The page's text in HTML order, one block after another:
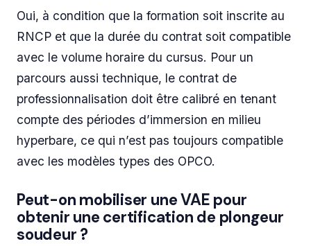
Oui, à condition que la formation soit inscrite au
RNCP et que la durée du contrat soit compatible
avec le volume horaire du cursus. Pour un
parcours aussi technique, le contrat de
professionnalisation doit être calibré en tenant
compte des périodes d’immersion en milieu
hyperbare, ce qui n’est pas toujours compatible
avec les modèles types des OPCO.
Peut-on mobiliser une VAE pour
obtenir une certification de plongeur
soudeur ?